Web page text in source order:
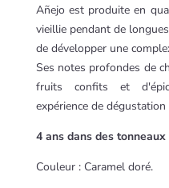
Añejo est produite en
vieillie pendant de
de développer une
Ses notes profondes de
fruits confits et
expérience de
4 ans dans des
Couleur : Caramel doré.